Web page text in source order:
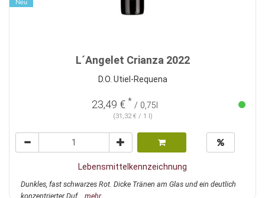
Neu
L´Angelet Crianza 2022
D.O. Utiel-Requena
23,49 € * / 0,75l
(31,32 € / 1 l)
Lebensmittelkennzeichnung
Dunkles, fast schwarzes Rot. Dicke Tränen am Glas und ein deutlich
konzentrierter Duf... mehr